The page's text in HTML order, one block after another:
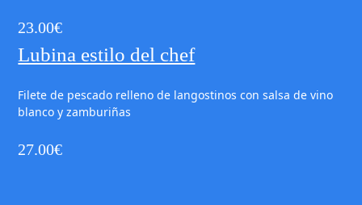
23.00€
Lubina estilo del chef
Filete de pescado relleno de langostinos con salsa de vino
blanco y zamburiñas
27.00€